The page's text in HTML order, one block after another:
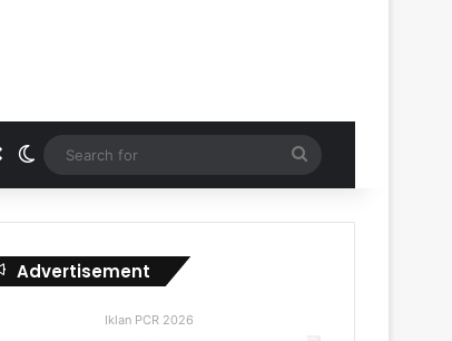
Random Article
Switch skin
for
Advertisement
Iklan PCR 2026